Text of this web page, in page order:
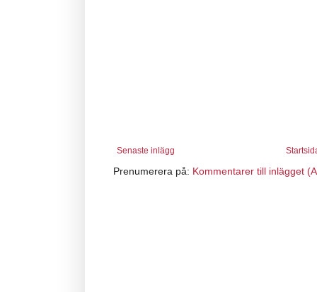
Senaste inlägg
Prenumerera på: Kommentarer till inlägget